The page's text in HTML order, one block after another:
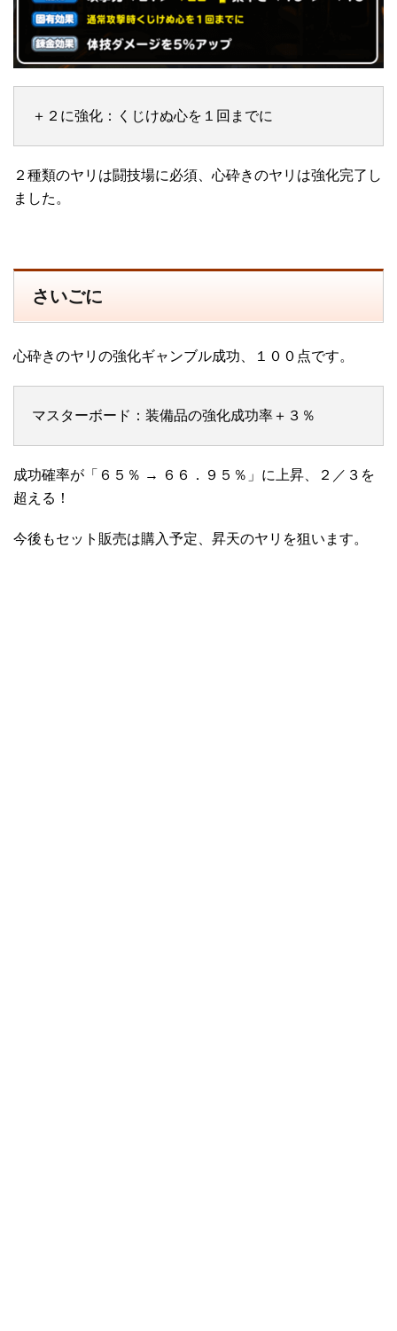
＋２に強化：くじけぬ心を１回までに
２種類のヤリは闘技場に必須、心砕きのヤリは強化完了し
ました。
さいごに
心砕きのヤリの強化ギャンブル成功、１００点です。
マスターボード：装備品の強化成功率＋３％
成功確率が「６５％ → ６６．９５％」に上昇、２／３を
超える！
今後もセット販売は購入予定、昇天のヤリを狙います。